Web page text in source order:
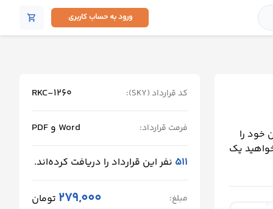
ورود به حساب کاربری shopping_cart
خود را
یک
کد قرارداد (SKY): RKC-1260
فرمت قرارداد: Word و PDF
511 نفر این قرارداد را دریافت کرده‌اند.
مبلغ: 279,000 تومان